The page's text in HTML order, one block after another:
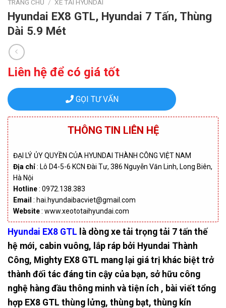
TRANG CHỦ / XE TẢI HYUNDAI
Hyundai EX8 GTL, Hyundai 7 Tấn, Thùng
Dài 5.9 Mét
Liên hệ để có giá tốt
GỌI TƯ VẤN
THÔNG TIN LIÊN HỆ
ĐẠI LÝ ỦY QUYỀN CỦA HYUNDAI THÀNH CÔNG VIỆT NAM
Địa chỉ: Lô D4-5-6 KCN Đài Tư, 386 Nguyễn Văn Linh, Long Biên,
Hà Nội
Hotline: 0972.138.383
Email : hai.hyundaibacviet@gmail.com
Website: www.xeototaihyundai.com
Hyundai EX8 GTL là dòng xe tải trọng tải 7 tấn thế
hệ mới, cabin vuông, lắp ráp bởi Hyundai Thành
Công, Mighty EX8 GTL mang lại giá trị khác biệt trở
thành đối tác đáng tin cậy của bạn, sở hữu công
nghệ hàng đầu thông minh và tiện ích , bài viết tổng
hợp EX8 GTL thùng lửng, thùng bạt, thùng kín